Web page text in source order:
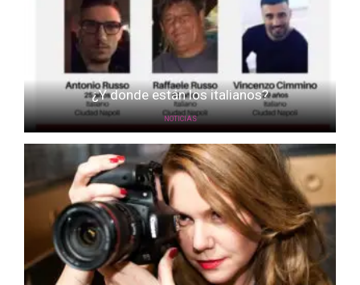
¿Y donde están los italianos?
NOTICIAS